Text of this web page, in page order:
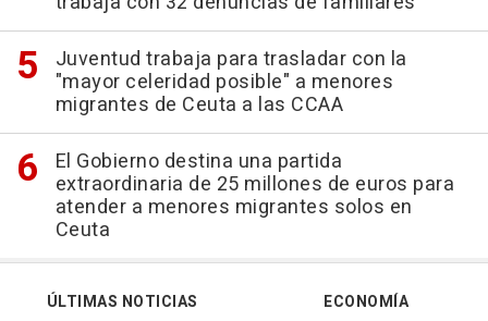
Juventud trabaja para trasladar con la
"mayor celeridad posible" a menores
migrantes de Ceuta a las CCAA
El Gobierno destina una partida
extraordinaria de 25 millones de euros para
atender a menores migrantes solos en
Ceuta
ÚLTIMAS NOTICIAS
ECONOMÍA